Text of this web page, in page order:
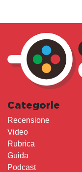
Categorie
Recensione
Video
Rubrica
Guida
Podcast